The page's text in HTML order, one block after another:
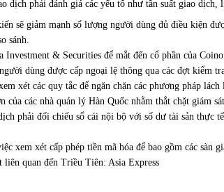
dịch phải đánh giá các yếu tố như tần suất giao
sẽ giảm mạnh số lượng người dùng đủ điều kiện
sánh.
& Securities để mắt đến cổ phần của
dùng được cấp ngoại lệ thông qua các đợt
xét các quy tắc để ngăn chặn các phương pháp
các nhà quản lý Hàn Quốc nhằm thắt chặt giám
phải đối chiếu sổ cái nội bộ với số dư tài sản
xem xét cấp phép tiền mã hóa để bao gồm các sàn
quan đến Triều Tiên: Asia Express